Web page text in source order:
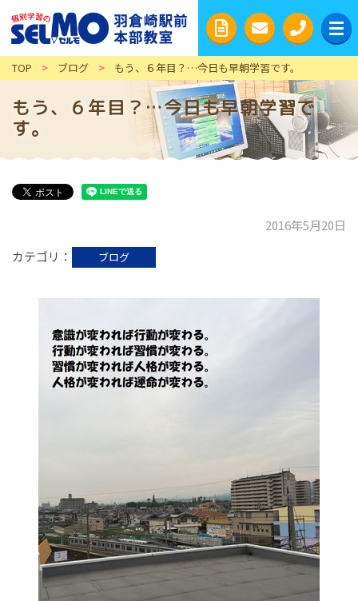
TOP > ブログ > もう、６年目？…今日も早朝学習です。
もう、６年目？…今日も早朝学習で
す。
2016年5月20日
カテゴリ
ブログ